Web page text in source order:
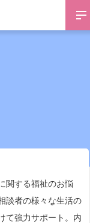
関する福祉のお悩
談者の様々な生活の
て強力サポート。内